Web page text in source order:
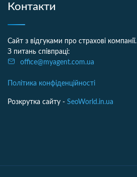
Контакти
Сайт з відгуками про страхові компанії.
З питань співпраці:
office@myagent.com.ua
Політика конфіденційності
Розкрутка сайту - SeoWorld.in.ua